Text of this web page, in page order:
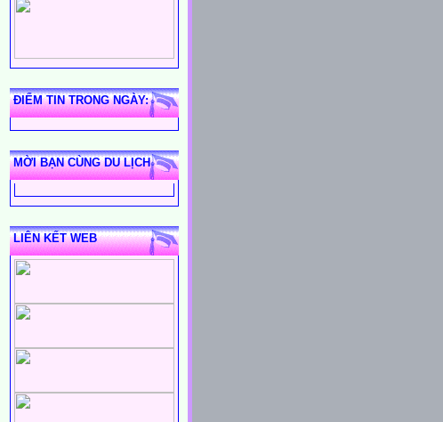
ĐIỂM TIN TRONG NGÀY:
MỜI BẠN CÙNG DU LỊCH
LIÊN KẾT WEB